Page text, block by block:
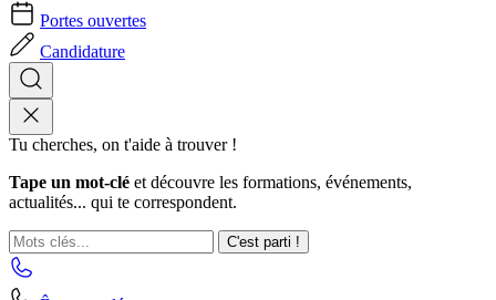
Portes ouvertes
Candidature
Tu cherches, on t'aide à trouver !
Tape un mot-clé et découvre les formations, événements,
actualités... qui te correspondent.
C'est parti !